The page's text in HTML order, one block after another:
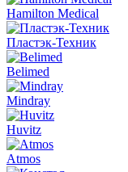
Hamilton Medical
Пластэк-Техник
Belimed
Mindray
Huvitz
Atmos